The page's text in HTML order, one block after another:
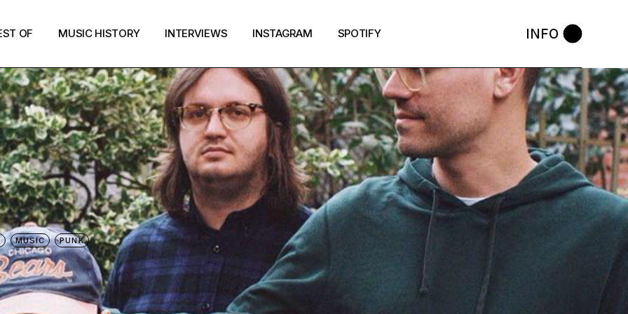
OF MUSIC HISTORY INTERVIEWS INSTAGRAM SPOTIFY INFO
MUSIC PUNK